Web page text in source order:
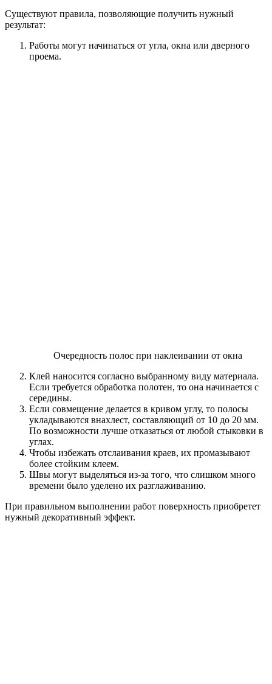
Существуют правила, позволяющие получить нужный
результат:
Работы могут начинаться от угла, окна или дверного
проема.
Очередность полос при наклеивании от окна
Клей наносится согласно выбранному виду материала.
Если требуется обработка полотен, то она начинается с
середины.
Если совмещение делается в кривом углу, то полосы
укладываются внахлест, составляющий от 10 до 20 мм.
По возможности лучше отказаться от любой стыковки в
углах.
Чтобы избежать отслаивания краев, их промазывают
более стойким клеем.
Швы могут выделяться из-за того, что слишком много
времени было уделено их разглаживанию.
При правильном выполнении работ поверхность приобретет
нужный декоративный эффект.